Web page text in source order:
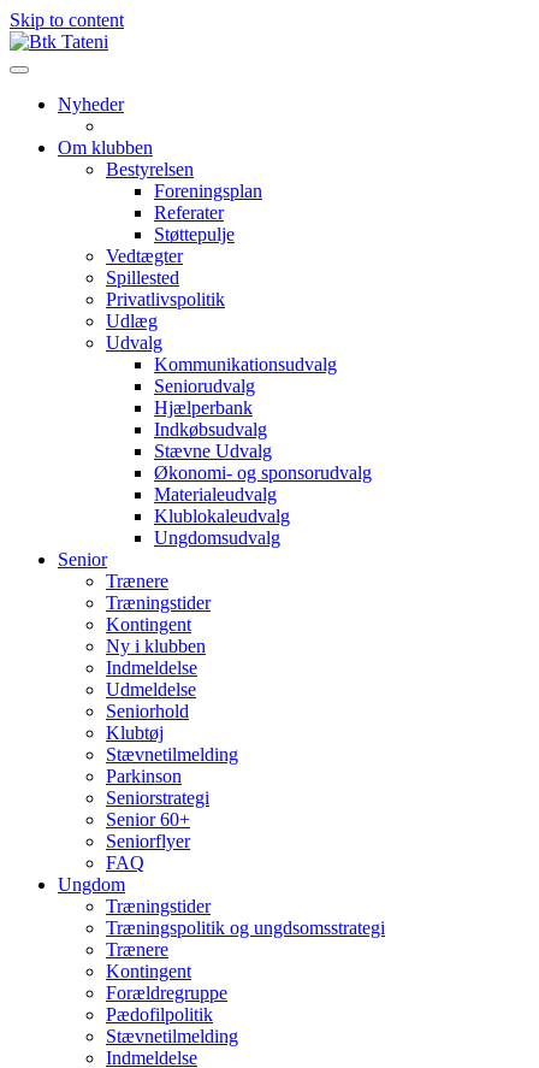
Skip to content
Nyheder
Om klubben
Bestyrelsen
Foreningsplan
Referater
Støttepulje
Vedtægter
Spillested
Privatlivspolitik
Udlæg
Udvalg
Kommunikationsudvalg
Seniorudvalg
Hjælperbank
Indkøbsudvalg
Stævne Udvalg
Økonomi- og sponsorudvalg
Materialeudvalg
Klublokaleudvalg
Ungdomsudvalg
Senior
Trænere
Træningstider
Kontingent
Ny i klubben
Indmeldelse
Udmeldelse
Seniorhold
Klubtøj
Stævnetilmelding
Parkinson
Seniorstrategi
Senior 60+
Seniorflyer
FAQ
Ungdom
Træningstider
Træningspolitik og ungdsomsstrategi
Trænere
Kontingent
Forældregruppe
Pædofilpolitik
Stævnetilmelding
Indmeldelse